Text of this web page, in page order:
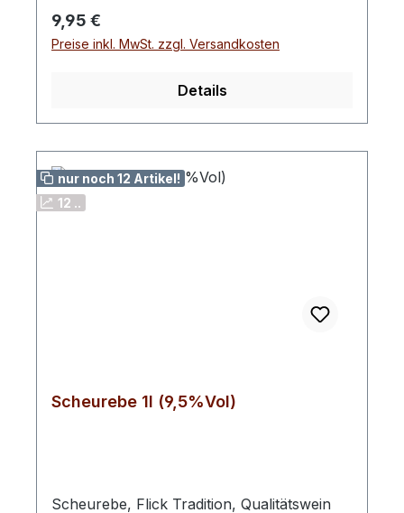
maximalen Fruchtausdruck voller Farbe,
Aromen und Geschmacksrichtungen aus.
Abfüller / Erzeuger: Viña Viu
Hinweis: Enthält SulfiteImporteur: HEB;
Eppenser Weg 3; D-29549 Bad Bevensen
Regulärer Preis:
9,95 €
Preise inkl. MwSt. zzgl. Versandkosten
Details
nur noch 12 Artikel!
12 ..
Scheurebe 1l (9,5%Vol)
Scheurebe, Flick Tradition, Qualitätswein